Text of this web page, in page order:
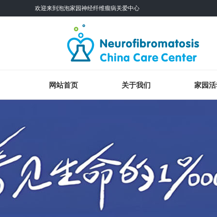
欢迎来到泡泡家园神经纤维瘤病关爱中心
网站首页 关于我们 家园